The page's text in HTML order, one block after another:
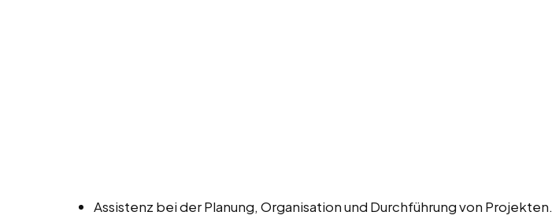
Assistenz bei der Planung, Organisation und Durchführung von Projekten.